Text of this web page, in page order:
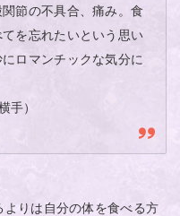
節の不具合、痛み。食
を忘れたいという思い
ロマンチックな気分に
手）
りは自分の体を食べる方